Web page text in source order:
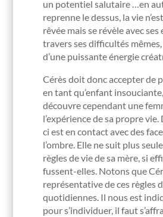
un potentiel salutaire …en
reprenne le dessus, la vie
rêvée mais se révèle avec ses
travers ses difficultés
d’une puissante énergie
Cérès doit donc accepter de
en tant qu’enfant
découvre cependant une
l’expérience de sa propre vie.
ci est en contact avec des
l’ombre. Elle ne suit plus
règles de vie de sa mère, si
fussent-elles. Notons que
représentative de ces règles
quotidiennes. Il nous est
pour s’individuer, il faut